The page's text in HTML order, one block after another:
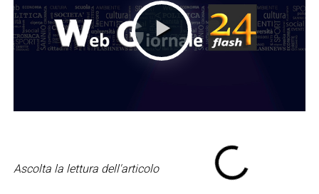
Ascolta la lettura dell'articolo